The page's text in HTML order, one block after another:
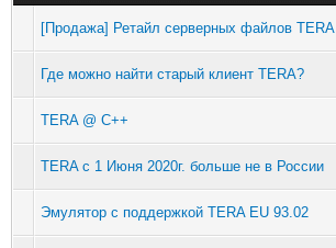
[Продажа] Ретайл серверных файлов TERA
Где можно найти старый клиент TERA?
TERA @ C++
TERA с 1 Июня 2020г. больше не в России
Эмулятор с поддержкой TERA EU 93.02